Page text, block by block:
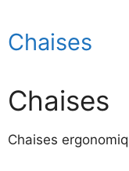
Chaises
Chaises
Chaises